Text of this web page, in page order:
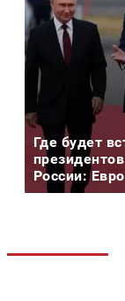
Где будет
России: